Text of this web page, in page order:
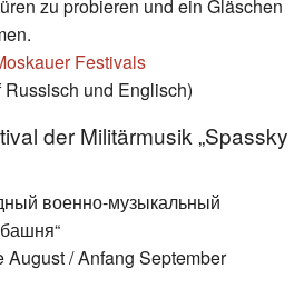
zu probieren und ein Gläschen
Festivals
Russisch und Englisch)
der Militärmusik „Spassky
военно-музыкальный
August / Anfang September